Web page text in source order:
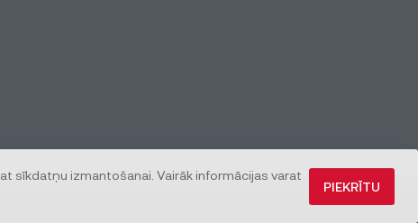
sīkdatņu izmantošanai. Vairāk informācijas varat
PIEKRĪTU